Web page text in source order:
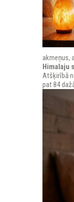
akmeņus,
Himalaju
Atšķirībā
pat 84